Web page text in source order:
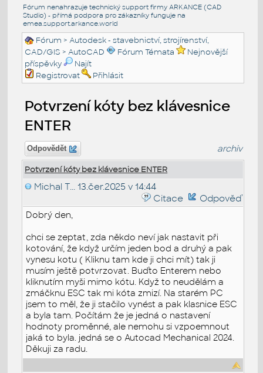
Fórum nenahrazuje technický support firmy ARKANCE (CAD
Studio) - přímá podpora pro zákazníky funguje na
emea.support.arkance.world
Fórum >Autodesk - stavebnictví, strojírenství,
CAD/GIS >AutoCAD Fórum Témata
Nejnovější
příspěvky
Najít
Registrovat
Přihlásit
Potvrzení kóty bez klávesnice
ENTER
Odpovědět archiv
Potvrzení kóty bez klávesnice ENTER
Michal T... 13.čer.2025 v 14:44
Citace
Odpověď
Dobrý den,
chci se zeptat, zda někdo neví jak nastavit při
kotování, že když určím jeden bod a druhý a pak
vynesu kotu ( Kliknu tam kde ji chci mít) tak ji
musím ještě potvrzovat. Buďto Enterem nebo
kliknutím myši mimo kótu. Když to neudělám a
zmáčknu ESC tak mi kóta zmizí. Na starém PC
jsem to měl, že ji stačilo vynést a pak klasnice ESC
a byla tam. Počítám že je jedná o nastavení
hodnoty proměnné, ale nemohu si vzpoemnout
jaká to byla. jedná se o Autocad Mechanical 2024.
Děkuji za radu.